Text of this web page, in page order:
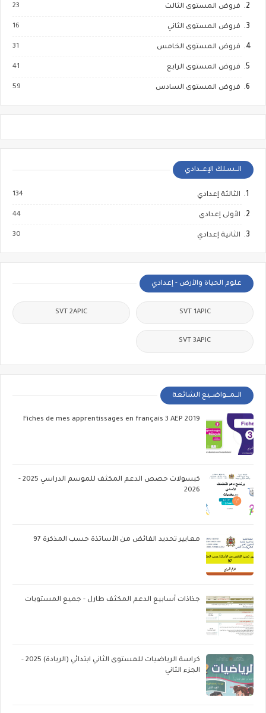
فروض المستوى الثالث 23
فروض المستوى الثاني 16
فروض المستوى الخامس 31
فروض المستوى الرابع 41
فروض المستوى السادس 59
الــسـلك الإعــدادي
الثالثة إعدادي 134
الأولى إعدادي 44
الثانية إعدادي 30
علوم الحياة والأرض - إعدادي
SVT 1APIC
SVT 2APIC
SVT 3APIC
الــمـــواضــيع الشائعة
Fiches de mes apprentissages en français 3 AEP 2019
كبسولات حصص الدعم المكثف للموسم الدراسي 2025 -
2026
معايير تحديد الفائض من الأساتذة حسب المذكرة 97
جذاذات أسابيع الدعم المكثف طارل - جميع المستويات
كراسة الرياضيات للمستوى الثاني ابتدائي (الريادة) 2025 -
الجزء الثاني